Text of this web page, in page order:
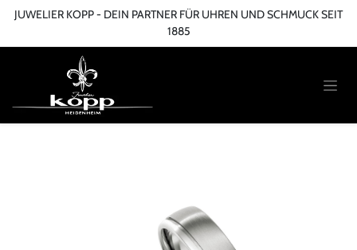
Zum Inhalt springen
JUWELIER KOPP - DEIN PARTNER FÜR UHREN UND SCHMUCK SEIT
1885